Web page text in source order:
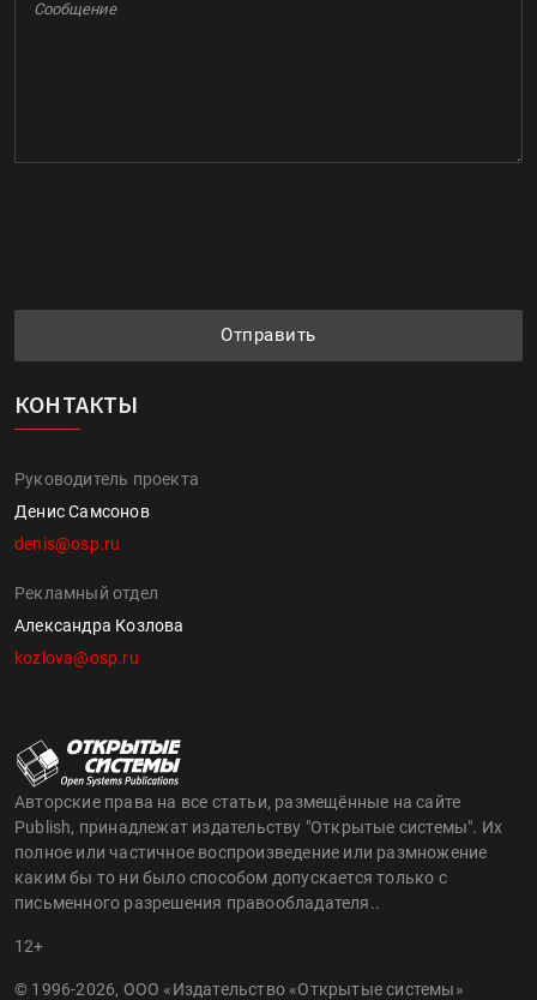
Отправить
КОНТАКТЫ
Руководитель проекта
Денис Самсонов
denis@osp.ru
Рекламный отдел
Александра Козлова
kozlova@osp.ru
Авторские права на все статьи, размещённые на сайте
Publish, принадлежат издательству "Открытые системы". Их
полное или частичное воспроизведение или размножение
каким бы то ни было способом допускается только с
письменного разрешения правообладателя..
12+
© 1996-2026, ООО «Издательство «Открытые системы»